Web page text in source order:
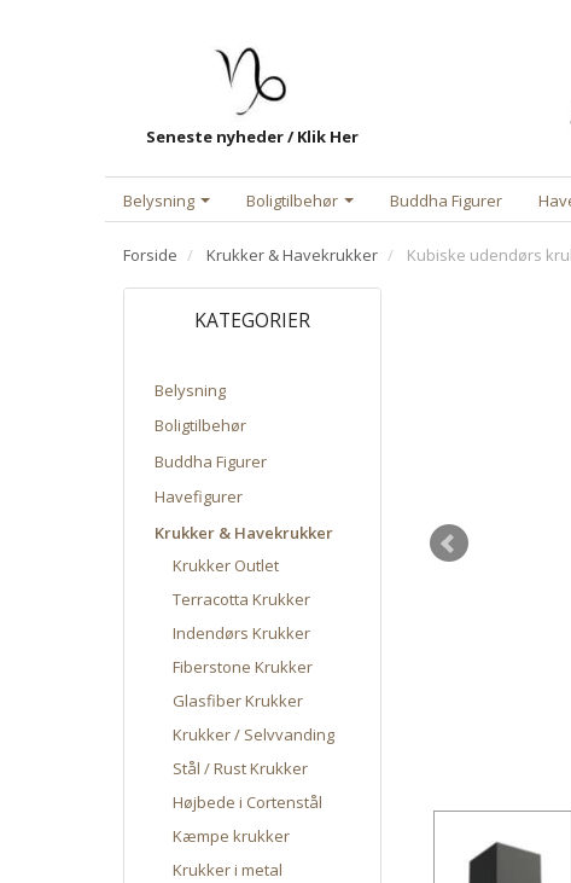
Seneste nyheder / Klik Her
Belysning Boligtilbehør Buddha Figurer
Forside Krukker & Havekrukker Kubiske udendørs
KATEGORIER
Belysning
Boligtilbehør
Buddha Figurer
Havefigurer
Krukker & Havekrukker
Krukker Outlet
Terracotta Krukker
Indendørs Krukker
Fiberstone Krukker
Glasfiber Krukker
Krukker / Selvvanding
Stål / Rust Krukker
Højbede i Cortenstål
Kæmpe krukker
Krukker i metal